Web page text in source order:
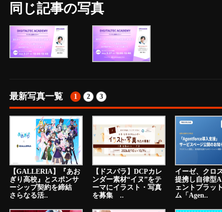
同じ記事の写真
最新写真一覧 1 2 3
【GALLERIA】『あお
ぎり高校』とスポンサ
ーシップ契約を締結
さらなる活..
【ドスパラ】DCPカレ
ンダー素材“イヌ”をテ
ーマにイラスト・写真
を募集 ..
イーゼ、クロ
提携し自律型
ェントプラッ
ム「Agen..